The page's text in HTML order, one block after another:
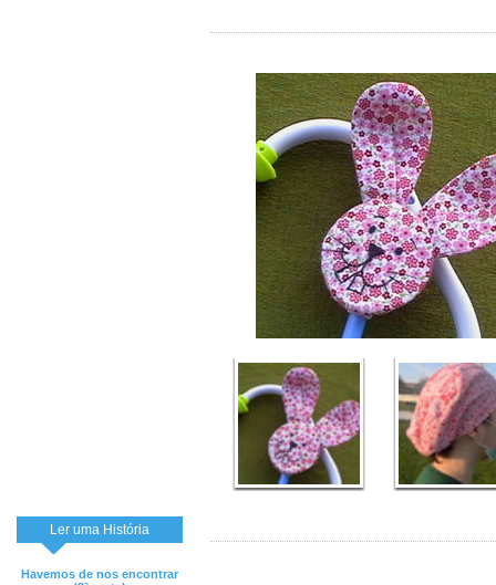
Ler uma História
Havemos de nos encontrar